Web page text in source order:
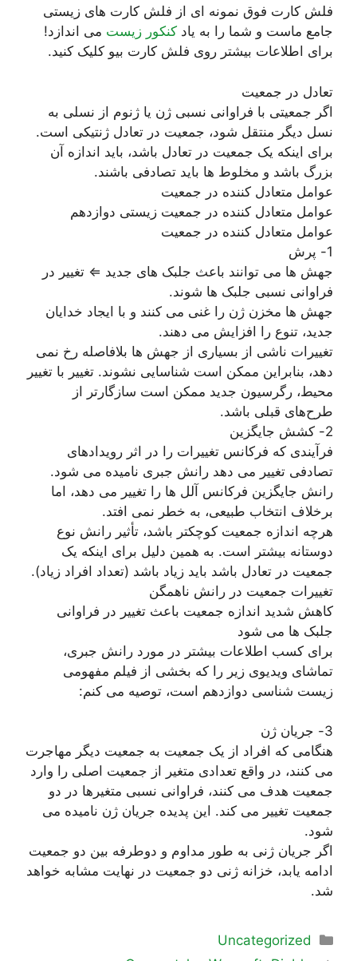
فلش کارت فوق نمونه ای از فلش کارت های زیستی
جامع ماست و شما را به یاد کنکور زیست می اندازد!
برای اطلاعات بیشتر روی فلش کارت بیو کلیک کنید.
تعادل در جمعیت
اگر جمعیتی با فراوانی نسبی ژن یا ژنوم از نسلی به
نسل دیگر منتقل شود، جمعیت در تعادل ژنتیکی است.
برای اینکه یک جمعیت در تعادل باشد، باید اندازه آن
بزرگ باشد و مخلوط ها باید تصادفی باشند.
عوامل متعادل کننده در جمعیت
عوامل متعادل کننده در جمعیت زیستی دوازدهم
عوامل متعادل کننده در جمعیت
1- پرش
جهش ها می توانند باعث جلبک های جدید ⇐ تغییر در
فراوانی نسبی جلبک ها شوند.
جهش ها مخزن ژن را غنی می کنند و با ایجاد خدایان
جدید، تنوع را افزایش می دهند.
تغییرات ناشی از بسیاری از جهش ها بلافاصله رخ نمی
دهد، بنابراین ممکن است شناسایی نشوند. تغییر با تغییر
محیط، رگرسیون جدید ممکن است سازگارتر از
طرح‌های قبلی باشد.
2- کشش جایگزین
فرآیندی که فرکانس تغییرات را در اثر رویدادهای
تصادفی تغییر می دهد رانش جبری نامیده می شود.
رانش جایگزین فرکانس آلل ها را تغییر می دهد، اما
برخلاف انتخاب طبیعی، به خطر نمی افتد.
هرچه اندازه جمعیت کوچکتر باشد، تأثیر رانش نوع
دوستانه بیشتر است. به همین دلیل برای اینکه یک
جمعیت در تعادل باشد باید زیاد باشد (تعداد افراد زیاد).
تغییرات جمعیت در رانش ناهمگن
کاهش شدید اندازه جمعیت باعث تغییر در فراوانی
جلبک ها می شود
برای کسب اطلاعات بیشتر در مورد رانش جبری،
تماشای ویدیوی زیر را که بخشی از فیلم مفهومی
زیست شناسی دوازدهم است، توصیه می کنم:
3- جریان ژن
هنگامی که افراد از یک جمعیت به جمعیت دیگر مهاجرت
می کنند، در واقع تعدادی متغیر از جمعیت اصلی را وارد
جمعیت هدف می کنند، فراوانی نسبی متغیرها در دو
جمعیت تغییر می کند. این پدیده جریان ژن نامیده می
شود.
اگر جریان ژنی به طور مداوم و دوطرفه بین دو جمعیت
ادامه یابد، خزانه ژنی دو جمعیت در نهایت مشابه خواهد
شد.
دسته‌ها
Uncategorized